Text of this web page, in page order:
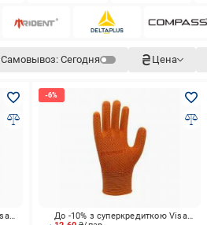
Самовывоз: Сегодня Цена
До -10% з суперкредиткою Visa Вигода До -10% з суперкредиткою Visa Вигода